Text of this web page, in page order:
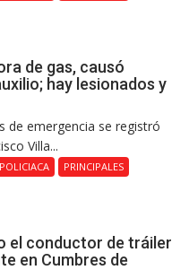
de gas, causó
hay lesionados y
de emergencia se registró
Villa...
POLICIACA PRINCIPALES
el conductor de tráiler
en Cumbres de